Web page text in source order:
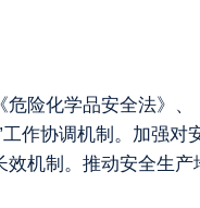
险化学品安全法》
作协调机制。加强
机制。推动安全生产